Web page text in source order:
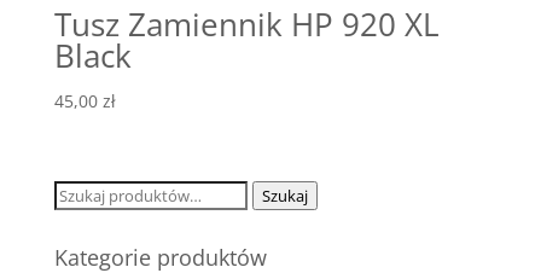
Tusz Zamiennik HP 920 XL
Black
45,00 zł
Szukaj: Szukaj
Kategorie produktów